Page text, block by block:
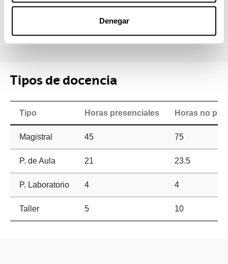
Denegar
PEÑA BANDRES, ALBERTO
Tipos de docencia
Tipo Horas presenciales Horas no
Magistral 45 75
P. de Aula 21 23.5
P. Laboratorio 4 4
Taller 5 10